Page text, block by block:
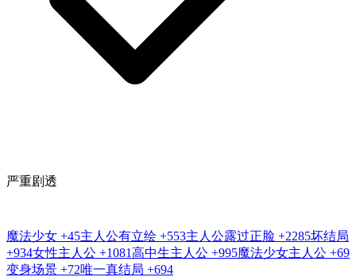
严重剧透
魔法少女 +45主人公有立绘 +553主人公露过正脸 +2285坏结局
+934女性主人公 +1081高中生主人公 +995魔法少女主人公 +69
变身场景 +72唯一真结局 +694